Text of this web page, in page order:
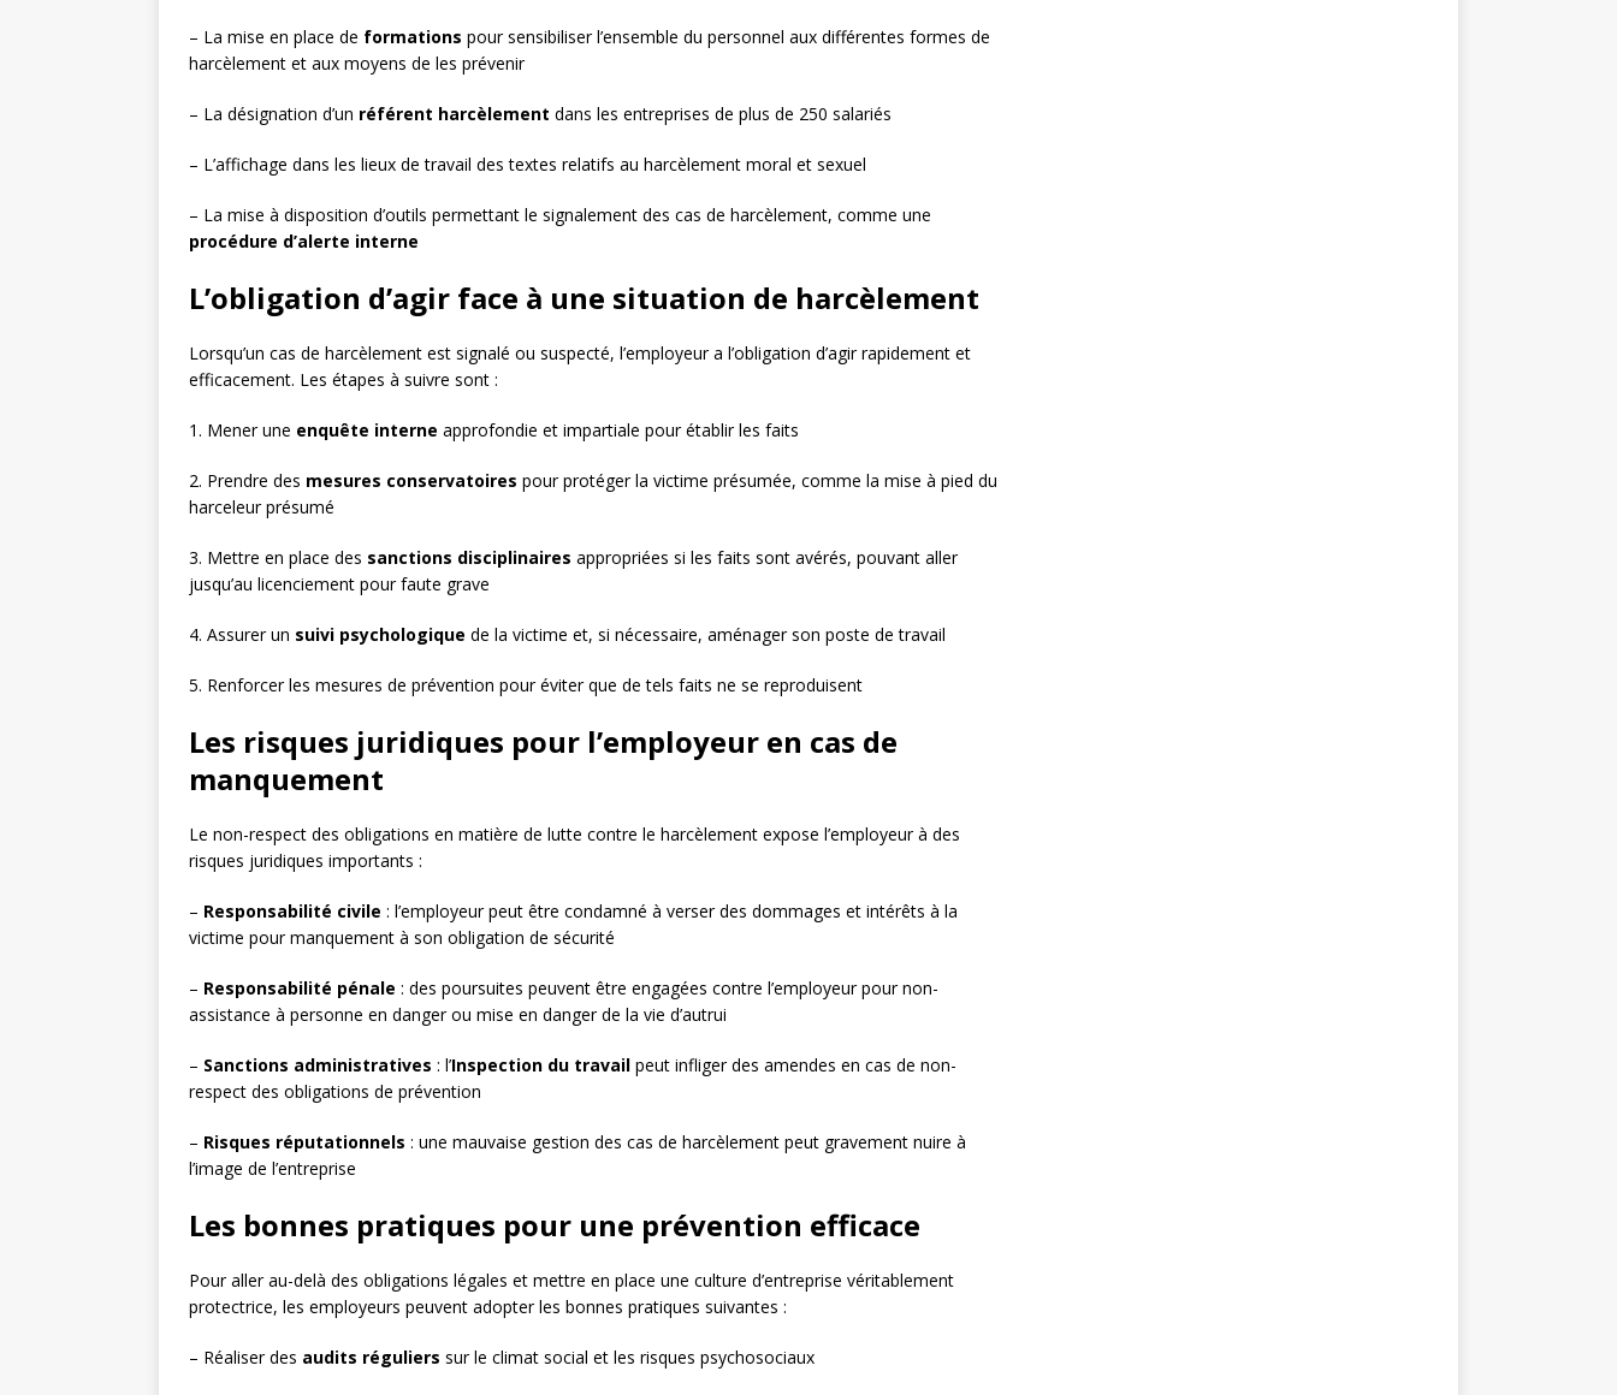
– La mise en place de formations pour sensibiliser l’ensemble du personnel aux différentes formes de
harcèlement et aux moyens de les prévenir
– La désignation d’un référent harcèlement dans les entreprises de plus de 250 salariés
– L’affichage dans les lieux de travail des textes relatifs au harcèlement moral et sexuel
– La mise à disposition d’outils permettant le signalement des cas de harcèlement, comme une
procédure d’alerte interne
L’obligation d’agir face à une situation de harcèlement
Lorsqu’un cas de harcèlement est signalé ou suspecté, l’employeur a l’obligation d’agir rapidement et
efficacement. Les étapes à suivre sont :
1. Mener une enquête interne approfondie et impartiale pour établir les faits
2. Prendre des mesures conservatoires pour protéger la victime présumée, comme la mise à pied du
harceleur présumé
3. Mettre en place des sanctions disciplinaires appropriées si les faits sont avérés, pouvant aller
jusqu’au licenciement pour faute grave
4. Assurer un suivi psychologique de la victime et, si nécessaire, aménager son poste de travail
5. Renforcer les mesures de prévention pour éviter que de tels faits ne se reproduisent
Les risques juridiques pour l’employeur en cas de
manquement
Le non-respect des obligations en matière de lutte contre le harcèlement expose l’employeur à des
risques juridiques importants :
– Responsabilité civile : l’employeur peut être condamné à verser des dommages et intérêts à la
victime pour manquement à son obligation de sécurité
– Responsabilité pénale : des poursuites peuvent être engagées contre l’employeur pour non-
assistance à personne en danger ou mise en danger de la vie d’autrui
– Sanctions administratives : l’Inspection du travail peut infliger des amendes en cas de non-
respect des obligations de prévention
– Risques réputationnels : une mauvaise gestion des cas de harcèlement peut gravement nuire à
l’image de l’entreprise
Les bonnes pratiques pour une prévention efficace
Pour aller au-delà des obligations légales et mettre en place une culture d’entreprise véritablement
protectrice, les employeurs peuvent adopter les bonnes pratiques suivantes :
– Réaliser des audits réguliers sur le climat social et les risques psychosociaux